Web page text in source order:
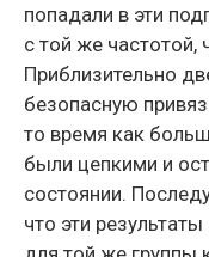
попадали в эти
с той же
Приблизительно
безопасную
то время как
были цепкими и
состоянии.
что эти